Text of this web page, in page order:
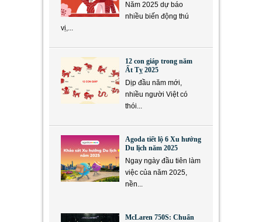
Năm 2025 dự báo
nhiều biến động thú
vị,...
12 con giáp trong năm
Ất Tỵ 2025
Dịp đầu năm mới,
nhiều người Việt có
thói...
Agoda tiết lộ 6 Xu hướng
Du lịch năm 2025
Ngay ngày đầu tiên làm
việc của năm 2025,
nền...
McLaren 750S: Chuẩn